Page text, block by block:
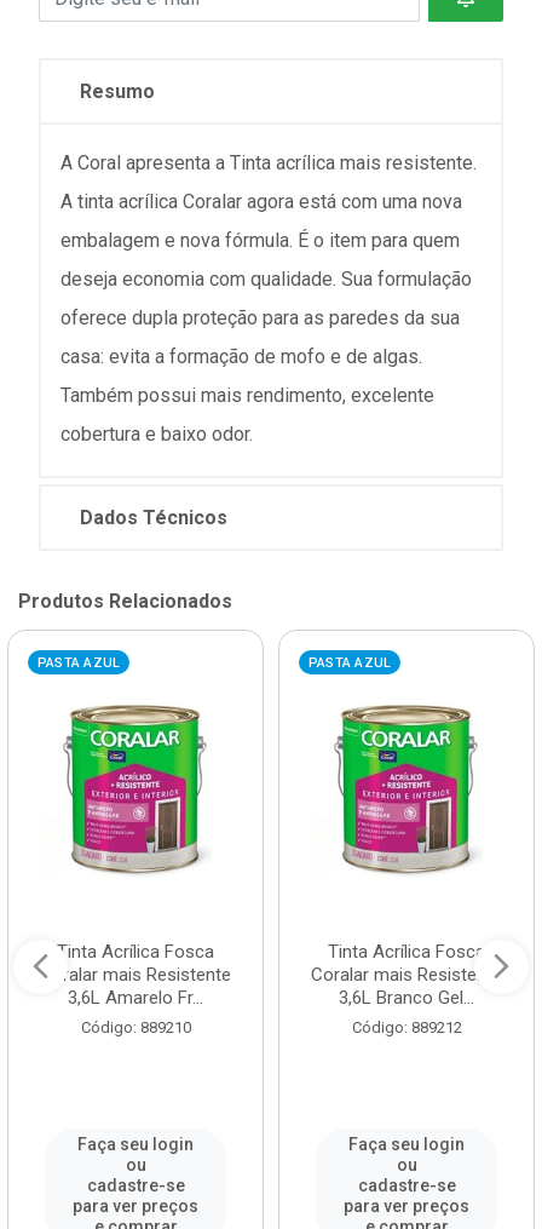
Resumo
A Coral apresenta a Tinta acrílica mais resistente.
A tinta acrílica Coralar agora está com uma nova
embalagem e nova fórmula. É o item para quem
deseja economia com qualidade. Sua formulação
oferece dupla proteção para as paredes da sua
casa: evita a formação de mofo e de algas.
Também possui mais rendimento, excelente
cobertura e baixo odor.
Dados Técnicos
Produtos Relacionados
PASTA AZUL
Tinta Acrílica Fosca
Coralar mais Resistente
3,6L Amarelo Fr...
Código: 889210
Faça seu login
ou
cadastre-se
para ver preços
PASTA AZUL
Tinta Acrílica Fosca
Coralar mais Resistente
3,6L Branco Gel...
Código: 889212
Faça seu login
ou
cadastre-se
para ver preços